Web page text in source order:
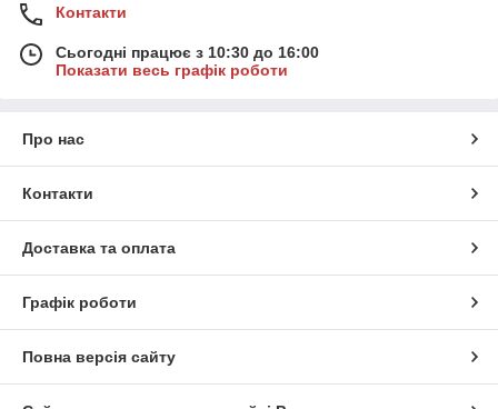
Контакти
Сьогодні працює з 10:30 до 16:00
Показати весь графік роботи
Про нас
Контакти
Доставка та оплата
Графік роботи
Повна версія сайту